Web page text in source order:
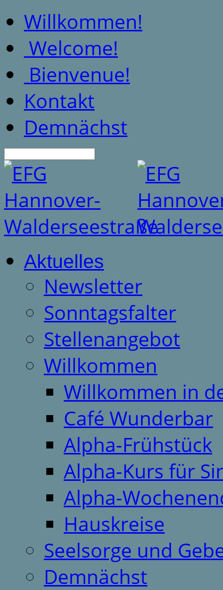
Willkommen!
Welcome!
Bienvenue!
Kontakt
Demnächst
Aktuelles
Newsletter
Sonntagsfalter
Stellenangebot
Willkommen
Willkommen in
Café Wunderbar
Alpha-Frühstück
Alpha-Kurs für
Alpha-
Hauskreise
Seelsorge und
Demnächst